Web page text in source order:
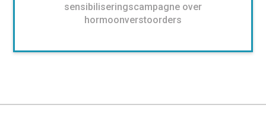
sensibiliseringscampagne over
hormoonverstoorders